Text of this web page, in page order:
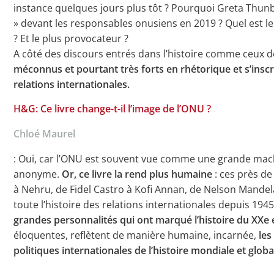
instance quelques jours plus tôt ? Pourquoi Greta
» devant les responsables onusiens en 2019 ? Quel est
? Et le plus provocateur ?
A côté des discours entrés dans l’histoire comme ceux
méconnus et pourtant très forts en rhétorique et
relations internationales.
H&G: Ce livre change-t-il l’image de l’ONU ?
Chloé Maurel
: Oui, car l’ONU est souvent vue comme une grande
anonyme. Or, ce livre la rend plus humaine : ces près
à Nehru, de Fidel Castro à Kofi Annan, de Nelson
toute l’histoire des relations internationales depuis
grandes personnalités qui ont marqué l’histoire du XXe
éloquentes, reflètent de manière humaine, incarnée,
politiques internationales de l’histoire mondiale et